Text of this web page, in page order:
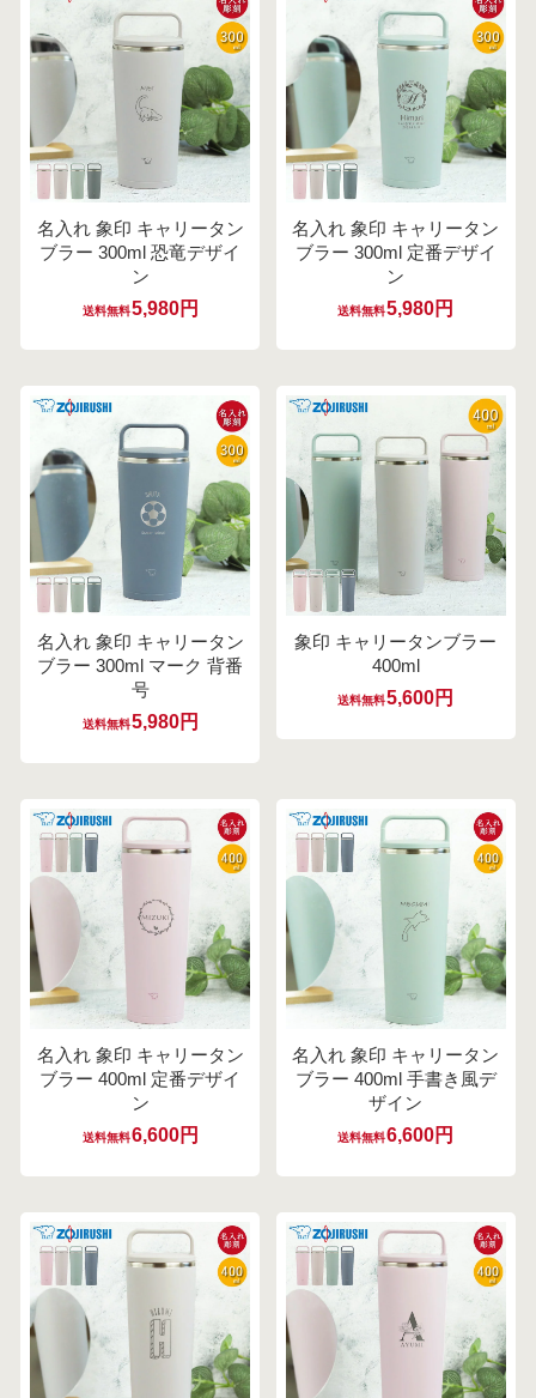
名入れ 象印 キャリータン
ブラー 300ml 恐竜デザイ
ン
送料無料5,980円
名入れ 象印 キャリータン
ブラー 300ml 定番デザイ
ン
送料無料5,980円
名入れ 象印 キャリータン
ブラー 300ml マーク 背番
号
送料無料5,980円
象印 キャリータンブラー
400ml
送料無料5,600円
名入れ 象印 キャリータン
ブラー 400ml 定番デザイ
ン
送料無料6,600円
名入れ 象印 キャリータン
ブラー 400ml 手書き風デ
ザイン
送料無料6,600円